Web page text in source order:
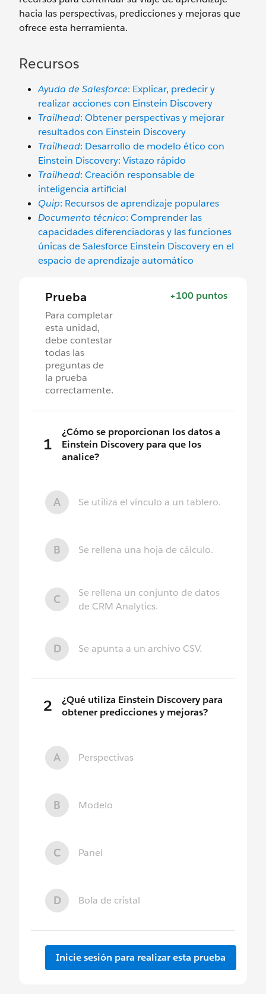
hacia las perspectivas, predicciones y mejoras que
ofrece esta herramienta.
Recursos
Ayuda de Salesforce: Explicar, predecir y
realizar acciones con Einstein Discovery
Trailhead: Obtener perspectivas y mejorar
resultados con Einstein Discovery
Trailhead: Desarrollo de modelo ético con
Einstein Discovery: Vistazo rápido
Trailhead: Creación responsable de
inteligencia artificial
Quip: Recursos de aprendizaje populares
Documento técnico: Comprender las
capacidades diferenciadoras y las funciones
únicas de Salesforce Einstein Discovery en el
espacio de aprendizaje automático